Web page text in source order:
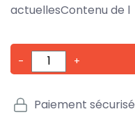
actuellesContenu de l
- +
Paiement sécurisé